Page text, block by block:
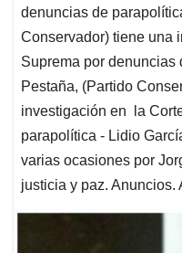
denuncias de
Conservador) tiene una
Suprema por denuncias
Pestaña, (Partido
investigación en la
parapolítica - Lidio
varias ocasiones por
justicia y paz. Anuncios.